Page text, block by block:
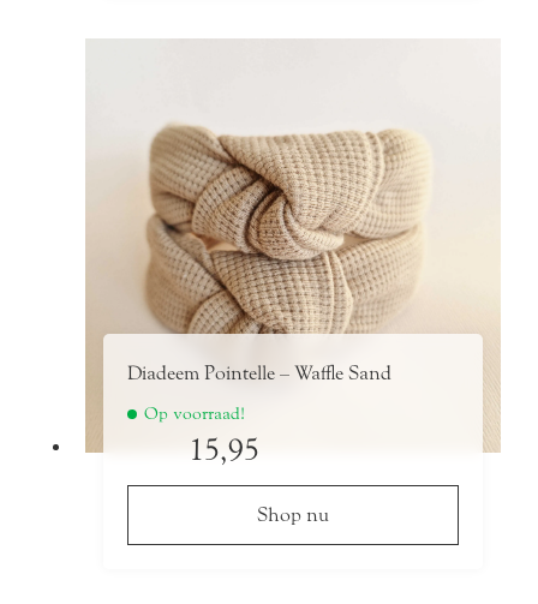
heeft
Deze
optie
kan
gekozen
worden
op
de
productpagina
Diadeem Pointelle – Waffle Sand
Op voorraad!
15,95
Shop nu